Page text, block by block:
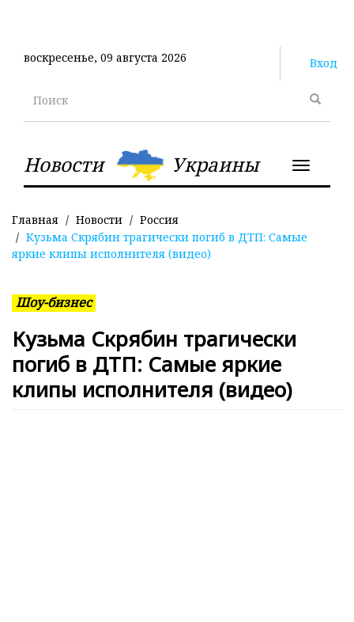
содержанию
воскресенье, 09 августа 2026 Вход
Поиск
Новости Украины
Toggle
Главная Новости
Россия
Кузьма Скрябин трагически погиб в ДТП: Самые
яркие клипы исполнителя (видео)
Кузьма Скрябин трагически
погиб в ДТП: Самые яркие
клипы исполнителя (видео)
Шоу-бизнес